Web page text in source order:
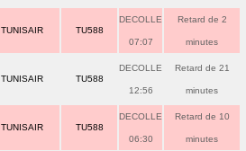
TUNISAIR TU588
DECOLLE
07:07
Retard de 2
minutes
TUNISAIR TU588
DECOLLE
12:56
Retard de 21
minutes
TUNISAIR TU588
DECOLLE
06:30
Retard de 10
minutes